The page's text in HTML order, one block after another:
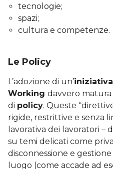
tecnologie;
spazi;
cultura e competenze.
Le Policy
L’adozione di un’
Working davvero
di policy. Queste
rigide, restrittive e senza
lavorativa dei lavoratori –
su temi delicati come
disconnessione e
luogo (come accade ad